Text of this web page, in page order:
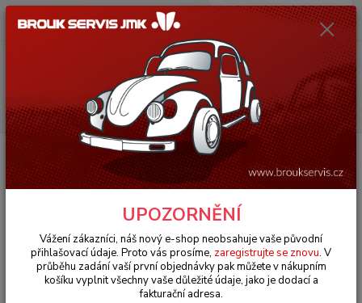
Menu
Hledat
(Po-Pá, 9-18 hod.)
0ks
za0 Kč
Úvod VW Brouk Typ 1 (1938 » 03)
Motory & díly (Engines & parts)
Karburátory & soustava paliva (Carburetor & fuel system)
Páka nádrže
paliva/hlavní - Typ 1 (1952 » 76)
Páka nádrže paliva/hlavní - Typ 1
(1952 » 76)
UPOZORNĚNÍ
Vážení zákazníci, náš nový e-shop neobsahuje vaše původní
přihlašovací údaje. Proto vás prosíme, zaregistrujte se znovu. V
průběhu zadání vaší první objednávky pak můžete v nákupním
košíku vyplnit všechny vaše důležité údaje, jako je dodací a
fakturační adresa.